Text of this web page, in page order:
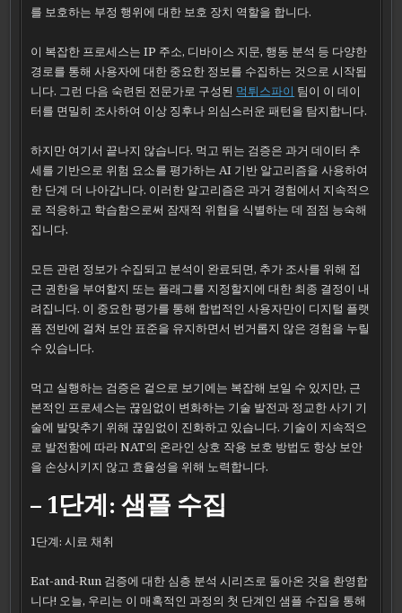
를 보호하는 부정 행위에 대한 보호 장치 역할을 합니다.
이 복잡한 프로세스는 IP 주소, 디바이스 지문, 행동 분석 등 다양한
경로를 통해 사용자에 대한 중요한 정보를 수집하는 것으로 시작됩
니다. 그런 다음 숙련된 전문가로 구성된 먹튀스파이 팀이 이 데이
터를 면밀히 조사하여 이상 징후나 의심스러운 패턴을 탐지합니다.
하지만 여기서 끝나지 않습니다. 먹고 뛰는 검증은 과거 데이터 추
세를 기반으로 위험 요소를 평가하는 AI 기반 알고리즘을 사용하여
한 단계 더 나아갑니다. 이러한 알고리즘은 과거 경험에서 지속적으
로 적응하고 학습함으로써 잠재적 위협을 식별하는 데 점점 능숙해
집니다.
모든 관련 정보가 수집되고 분석이 완료되면, 추가 조사를 위해 접
근 권한을 부여할지 또는 플래그를 지정할지에 대한 최종 결정이 내
려집니다. 이 중요한 평가를 통해 합법적인 사용자만이 디지털 플랫
폼 전반에 걸쳐 보안 표준을 유지하면서 번거롭지 않은 경험을 누릴
수 있습니다.
먹고 실행하는 검증은 겉으로 보기에는 복잡해 보일 수 있지만, 근
본적인 프로세스는 끊임없이 변화하는 기술 발전과 정교한 사기 기
술에 발맞추기 위해 끊임없이 진화하고 있습니다. 기술이 지속적으
로 발전함에 따라 NAT의 온라인 상호 작용 보호 방법도 항상 보안
을 손상시키지 않고 효율성을 위해 노력합니다.
– 1단계: 샘플 수집
1단계: 시료 채취
Eat-and-Run 검증에 대한 심층 분석 시리즈로 돌아온 것을 환영합
니다! 오늘, 우리는 이 매혹적인 과정의 첫 단계인 샘플 수집을 통해